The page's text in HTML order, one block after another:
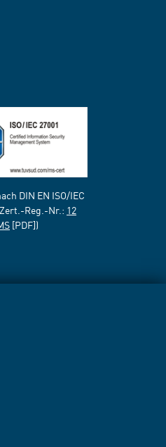
DIN EN ISO/IEC
Reg.-Nr.: 12
[PDF])